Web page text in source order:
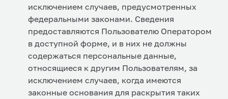
исключением случаев, предусмотренных
федеральными законами. Сведения
предоставляются Пользователю Оператором
в доступной форме, и в них не должны
содержаться персональные данные,
относящиеся к другим Пользователям, за
исключением случаев, когда имеются
законные основания для раскрытия таких